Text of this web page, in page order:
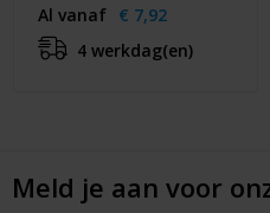
Al vanaf € 7,92
4 werkdag(en)
Meld je aan voor